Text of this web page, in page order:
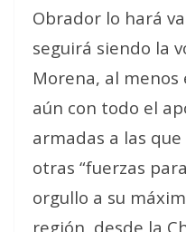
Obrador lo hará
seguirá siendo la
Morena, al menos
aún con todo el
armadas a las
otras “fuerzas
orgullo a su
región, desde la